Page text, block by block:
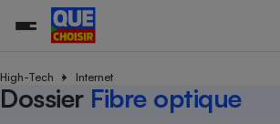
High-Tech Internet
Dossier Fibre optique